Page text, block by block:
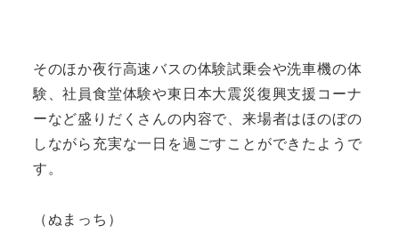
そのほか夜行高速バスの体験試乗会や洗車機の体
験、社員食堂体験や東日本大震災復興支援コーナ
ーなど盛りだくさんの内容で、来場者はほのぼの
しながら充実な一日を過ごすことができたようで
す。
（ぬまっち）